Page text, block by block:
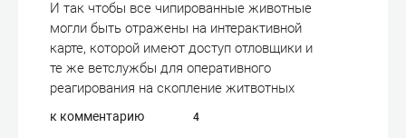
И так чтобы все чипированные животные
могли быть отражены на интерактивной
карте, которой имеют доступ отловщики и
те же ветслужбы для оперативного
реагирования на скопление житвотных
к комментарию 4